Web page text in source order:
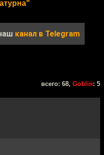
канал в Telegram
всего: 68, Goblin: 5